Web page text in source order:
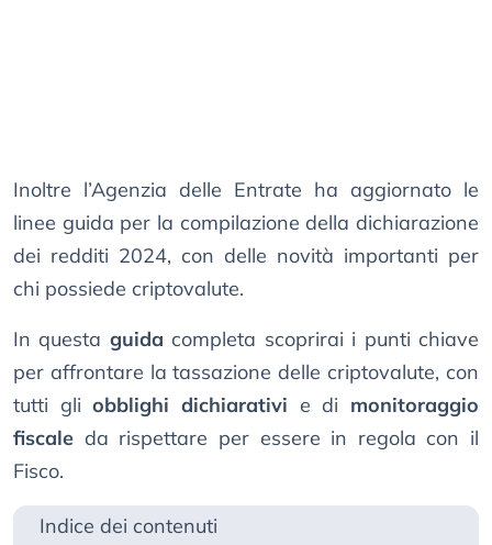
Inoltre l’Agenzia delle Entrate ha aggiornato le
linee guida per la compilazione della dichiarazione
dei redditi 2024, con delle novità importanti per
chi possiede criptovalute.
In questa guida completa scoprirai i punti chiave
per affrontare la tassazione delle criptovalute, con
tutti gliobblighi dichiarativi e di monitoraggio
fiscale da rispettare per essere in regola con il
Fisco.
Indice dei contenuti